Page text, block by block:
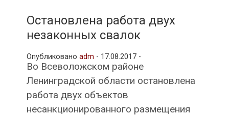
и
другие связанные со стройкой
рубрики
Остановлена работа двух
незаконных свалок
Опубликовано adm - 17.08.2017 -
Во Всеволожском районе
Ленинградской области остановлена
работа двух объектов
несанкционированного размещения